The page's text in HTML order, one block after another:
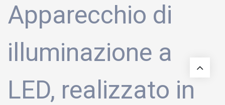
Apparecchio di
illuminazione a
LED, realizzato in